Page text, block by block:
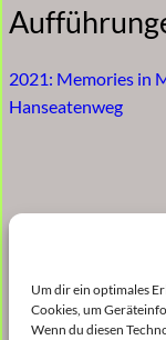
Um dir ein optimales
Cookies, um
Wenn du diesen
2021: Memories in
Hanseatenweg